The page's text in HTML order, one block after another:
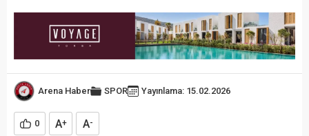
Arena Haber SPOR Yayınlama: 15.02.2026
0 A+ A-